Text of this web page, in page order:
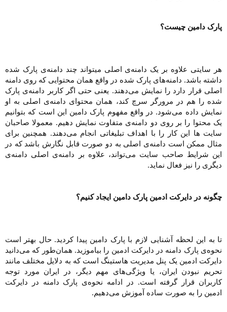
پارک دامین چیست؟
هر سایتی علاوه‌ بر یک دامنه‌ی اصلی میتواند چند دامنه‌‌ی پارک شده
داشته باشد. دامنه‌های پارک شده در واقع همان محتوایی که روی دامنه
اصلی قرار دارد را نمایش می‌دهند. یعنی حتی اگر کاربر دامنه‌ی پارک
شده را هم در مرورگر سرچ کند، همان محتوای دامنه‌ی اصلی به او
نمایش داده می‌شود. در واقع مفهوم پارک دامین این است که بتوانیم
یک محتوا را بر روی دو دامنه‌ی متفاوت نمایش دهیم. معمولا صاحبان
سایت ها این کار را با اهداف تبلیغاتی انجام می‌دهند. همچنین برای
مثال ممکن است دامنه‌ی اصلی به دو صورت قابل نگارش باشد که در
این شرایط صاحب سایت می‌تواند، علاوه بر دامنه‌ی اصلی دامنه‌ی
دیگری را نیز فعال نماید.​
چگونه در دایرکت ادمین پارک دامین ایجاد کنیم؟
تا به این لحظه آشنایی لازم با پارک دامین پیدا کردید. حال بهتر است
نحوه‌ی پارک دامنه در دایرکت ادمین را بیاموزید. همان‌طور که می‌دانید
دایرکت ادمین یک پنل مدیریت هاستینگ است که به دلایل مختلف مانند
تحریم نبودن ایران، یا ویژگی‌های مهم دیگر، در ایران مورد توجه
کاربران قرار گرفته است. در ادامه نحوه‌ی پارک دامنه در دایرکت
ادمین را به صورت ساده آموزش می‌دهیم.​